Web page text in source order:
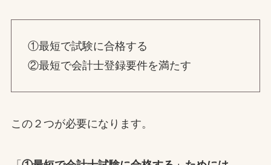
①最短で試験に合格する
②最短で会計士登録要件を満たす
この２つが必要になります。